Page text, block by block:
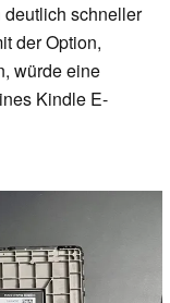
schneller
der Option,
würde eine
Kindle E-